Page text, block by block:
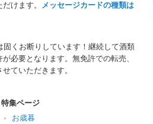
けます。
メッセージカードの種類は
くお断りしています！継続して酒類
必要となります。無免許での転売、
ていただきます。
特集ページ
お歳暮